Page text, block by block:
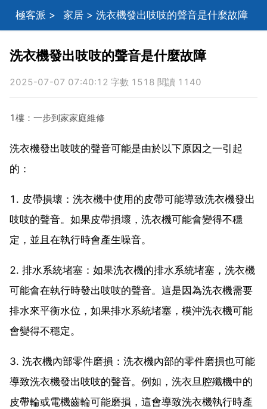
極客派 > 家居 > 洗衣機發出吱吱的聲音是什麼故障
洗衣機發出吱吱的聲音是什麼故障
2025-07-07 07:40:12 字數 1518 閱讀 1140
1樓：一步到家家庭維修
洗衣機發出吱吱的聲音可能是由於以下原因之一引起
的：
1. 皮帶損壞：洗衣機中使用的皮帶可能導致洗衣機發出
吱吱的聲音。如果皮帶損壞，洗衣機可能會變得不穩
定，並且在執行時會產生噪音。
2. 排水系統堵塞：如果洗衣機的排水系統堵塞，洗衣機
可能會在執行時發出吱吱的聲音。這是因為洗衣機需要
排水來平衡水位，如果排水系統堵塞，模沖洗衣機可能
會變得不穩定。
3. 洗衣機內部零件磨損：洗衣機內部的零件磨損也可能
導致洗衣機發出吱吱的聲音。例如，洗衣旦腔殲機中的
皮帶輪或電機齒輪可能磨損，這會導致洗衣機執行時產